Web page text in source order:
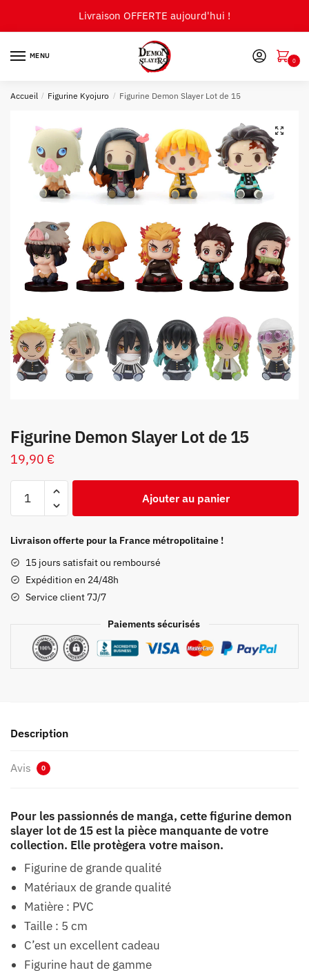
Livraison OFFERTE aujourd'hui !
MENU
0
Accueil / Figurine Kyojuro / Figurine Demon Slayer Lot de 15
🔍
Figurine Demon Slayer Lot de 15
19,90 €
Demon
Lot
de
15
Ajouter au panier
Livraison offerte pour la France métropolitaine !
15 jours satisfait ou remboursé
Expédition en 24/48h
Service client 7J/7
Paiements sécurisés
Description
Avis 0
Pour les passionnés de manga, cette figurine demon
slayer lot de 15 est la pièce manquante de votre
collection. Elle protègera votre maison.
Figurine de grande qualité
Matériaux de grande qualité
Matière : PVC
Taille : 5 cm
C’est un excellent cadeau
Figurine haut de gamme